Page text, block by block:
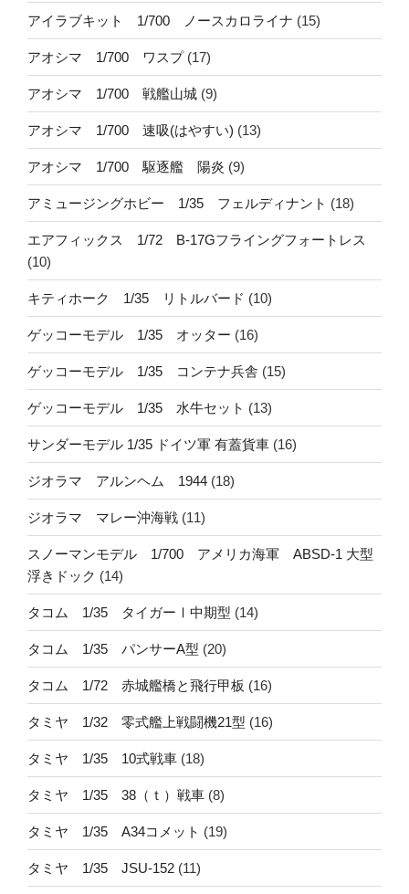
アイラブキット 1/700 ノースカロライナ (15)
アオシマ 1/700 ワスプ(17)
アオシマ 1/700 戦艦山城 (9)
アオシマ 1/700 速吸(はやすい) (13)
アオシマ 1/700 駆逐艦 陽炎 (9)
アミュージングホビー 1/35 フェルディナント (18)
エアフィックス 1/72 B-17Gフライングフォートレス
(10)
キティホーク 1/35 リトルバード (10)
ゲッコーモデル 1/35 オッター (16)
ゲッコーモデル 1/35 コンテナ兵舎 (15)
ゲッコーモデル 1/35 水牛セット (13)
サンダーモデル 1/35 ドイツ軍 有蓋貨車 (16)
ジオラマ アルンヘム 1944 (18)
ジオラマ マレー沖海戦 (11)
スノーマンモデル 1/700 アメリカ海軍 ABSD-1 大型
浮きドック (14)
タコム 1/35 タイガーⅠ中期型 (14)
タコム 1/35 パンサーA型 (20)
タコム 1/72 赤城艦橋と飛行甲板 (16)
タミヤ 1/32 零式艦上戦闘機21型 (16)
タミヤ 1/35 10式戦車 (18)
タミヤ 1/35 38（ｔ）戦車 (8)
タミヤ 1/35 A34コメット (19)
タミヤ 1/35 JSU-152 (11)